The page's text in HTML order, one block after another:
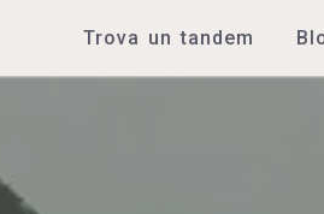
Trova un tandem